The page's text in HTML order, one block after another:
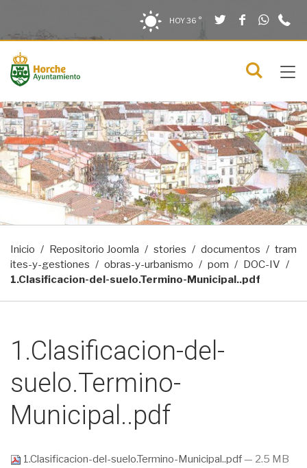
HOY36 ° TwitterFacebook
menú
Inicio Repositorio Joomla stories documentos
tram
ites-y-gestiones
obras-y-urbanismo pom
DOC-IV
1.Clasificacion-del-suelo.Termino-Municipal..pdf
1.Clasificacion-del-
suelo.Termino-
Municipal..pdf
1.Clasificacion-del-suelo.Termino-Municipal..pdf— 2.5 MB